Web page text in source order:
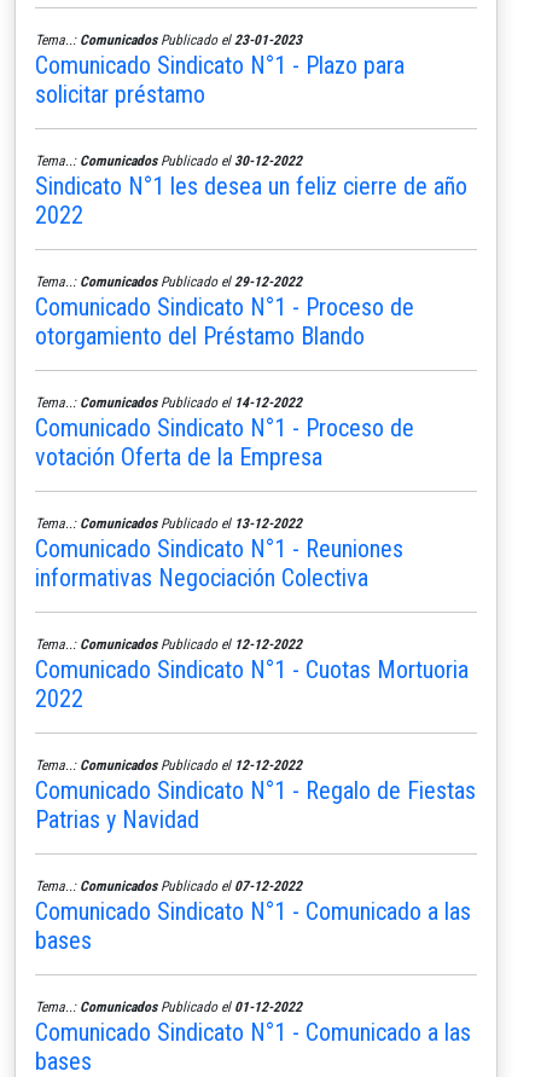
Tema..: ComunicadosPublicado el 23-01-2023
Comunicado Sindicato N°1 - Plazo para
solicitar préstamo
Tema..: ComunicadosPublicado el 30-12-2022
Sindicato N°1 les desea un feliz cierre de año
2022
Tema..: ComunicadosPublicado el 29-12-2022
Comunicado Sindicato N°1 - Proceso de
otorgamiento del Préstamo Blando
Tema..: ComunicadosPublicado el 14-12-2022
Comunicado Sindicato N°1 - Proceso de
votación Oferta de la Empresa
Tema..: ComunicadosPublicado el 13-12-2022
Comunicado Sindicato N°1 - Reuniones
informativas Negociación Colectiva
Tema..: ComunicadosPublicado el 12-12-2022
Comunicado Sindicato N°1 - Cuotas Mortuoria
2022
Tema..: ComunicadosPublicado el 12-12-2022
Comunicado Sindicato N°1 - Regalo de Fiestas
Patrias y Navidad
Tema..: ComunicadosPublicado el 07-12-2022
Comunicado Sindicato N°1 - Comunicado a las
bases
Tema..: ComunicadosPublicado el 01-12-2022
Comunicado Sindicato N°1 - Comunicado a las
bases